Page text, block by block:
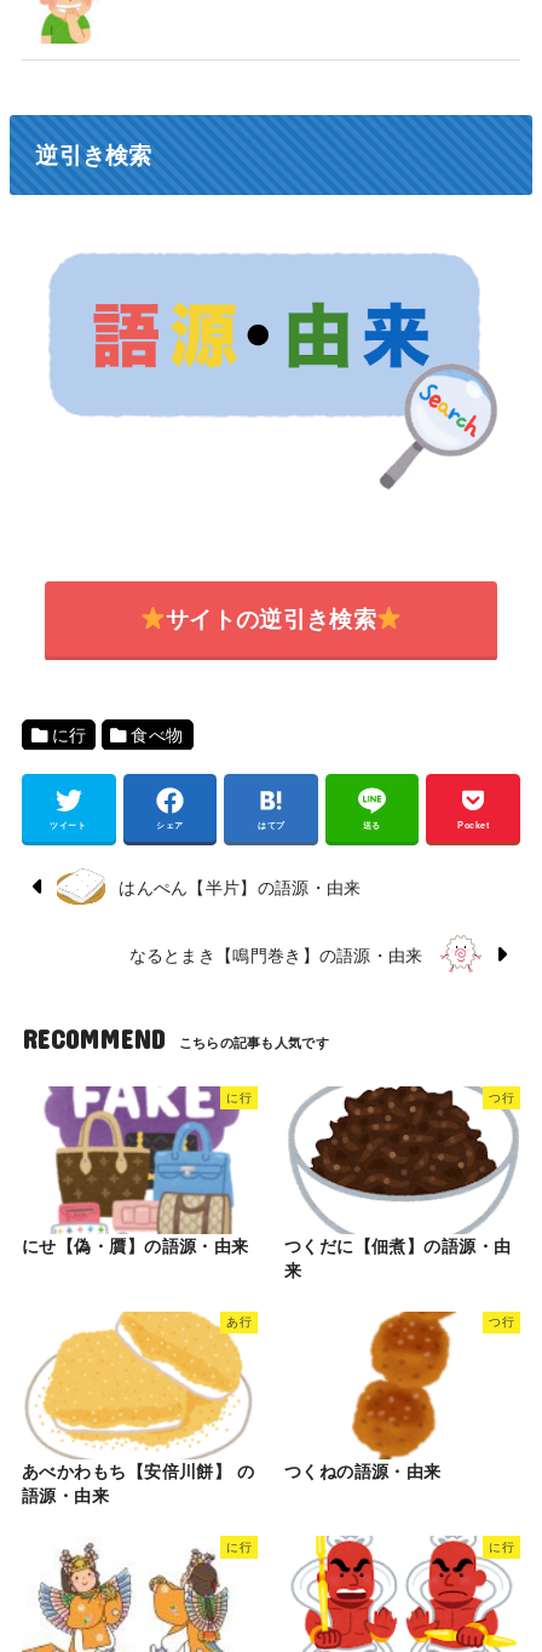
逆引き検索
サイトの逆引き検索
に行 食べ物
ツイート シェア はてブ 送る Pocket
はんぺん【半片】の語源・由来
なるとまき【鳴門巻き】の語源・由来
RECOMMEND
に行
にせ【偽・贋】の語源・由来
つ行
つくだに【佃煮】の語源・由
来
あ行
あべかわもち【安倍川餅】 の
語源・由来
つ行
つくねの語源・由来
に行 に行